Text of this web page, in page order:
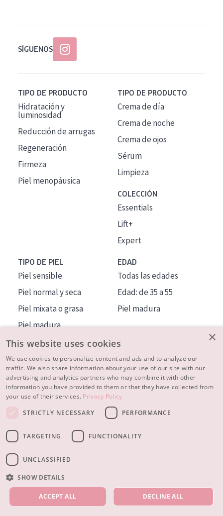
NUESTROS PRODUCTOS
SÍGUENOS
TIPO DE PRODUCTO
Hidratación y
luminosidad
Reducción de arrugas
Regeneración
Firmeza
Piel menopáusica
TIPO DE PRODUCTO
Crema de día
Crema de noche
Crema de ojos
Sérum
Limpieza
COLECCIÓN
Essentials
Lift+
Expert
TIPO DE PIEL
Piel sensible
Piel normal y seca
Piel mixata o grasa
Piel madura
Piel expuesta al sol
Piel menopáusica
EDAD
Todas las edades
Edad: de 35 a 55
Piel madura
MÁS SOBRE NOSOTROS
INSPIRACIÓN
CONTACTO
© 2023 - 2026 Diadermine
×
This website uses cookies
We use cookies to personalize content and ads and to analyze our
traffic. We also share information about your use of our site with our
advertising and analytics partners who may combine it with other
information you have provided to them or that they have collected from
your use of their services. Privacy Policy
STRICTLY NECESSARY
PERFORMANCE
TARGETING FUNCTIONALITY
UNCLASSIFIED
SHOW DETAILS
ACCEPT ALL DECLINE ALL